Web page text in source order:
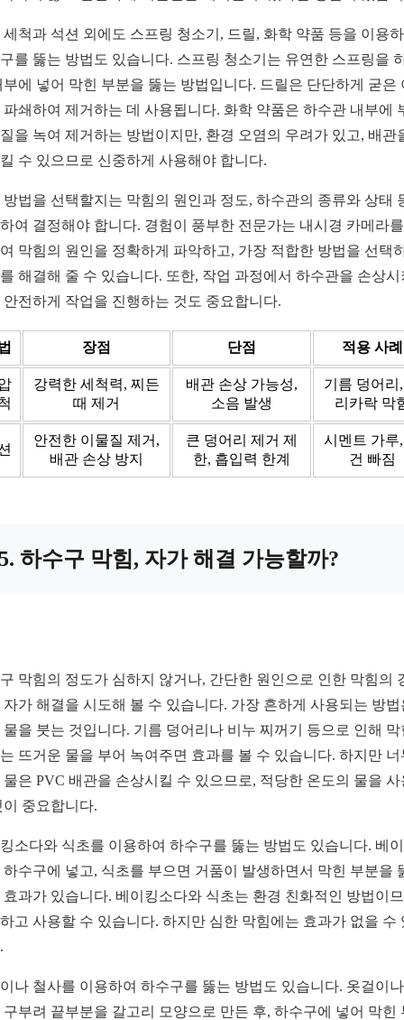
세척과 석션 외에도 스프링 청소기, 드릴, 화학 약품 등을 이용
를 뚫는 방법도 있습니다. 스프링 청소기는 유연한 스프링을
부에 넣어 막힌 부분을 뚫는 방법입니다. 드릴은 단단하게 굳은
파쇄하여 제거하는 데 사용됩니다. 화학 약품은 하수관 내부에
을 녹여 제거하는 방법이지만, 환경 오염의 우려가 있고, 배관
수 있으므로 신중하게 사용해야 합니다.
방법을 선택할지는 막힘의 원인과 정도, 하수관의 종류와 상태
여 결정해야 합니다. 경험이 풍부한 전문가는 내시경 카메라
막힘의 원인을 정확하게 파악하고, 가장 적합한 방법을 선택
해결해 줄 수 있습니다. 또한, 작업 과정에서 하수관을 손상시
안전하게 작업을 진행하는 것도 중요합니다.
장점 단점 적용 사례
강력한 세척력, 찌든
때 제거
배관 손상 가능성,
소음 발생
기름 덩어리
리카락 막
안전한 이물질 제거,
배관 손상 방지
큰 덩어리 제거 제
한, 흡입력 한계
시멘트 가루
건 빠짐
하수구 막힘, 자가 해결 가능할까?
막힘의 정도가 심하지 않거나, 간단한 원인으로 인한 막힘의
자가 해결을 시도해 볼 수 있습니다. 가장 흔하게 사용되는 방법
물을 붓는 것입니다. 기름 덩어리나 비누 찌꺼기 등으로 인해 막
뜨거운 물을 부어 녹여주면 효과를 볼 수 있습니다. 하지만 너
물은 PVC 배관을 손상시킬 수 있으므로, 적당한 온도의 물을 사
이 중요합니다.
소다와 식초를 이용하여 하수구를 뚫는 방법도 있습니다. 베
하수구에 넣고, 식초를 부으면 거품이 발생하면서 막힌 부분을
효과가 있습니다. 베이킹소다와 식초는 환경 친화적인 방법이
고 사용할 수 있습니다. 하지만 심한 막힘에는 효과가 없을 수
나 철사를 이용하여 하수구를 뚫는 방법도 있습니다. 옷걸이
구부려 끝부분을 갈고리 모양으로 만든 후, 하수구에 넣어 막힌